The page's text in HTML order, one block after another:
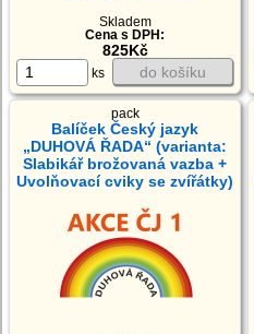
Skladem
Cena s DPH:
825Kč
ks do košíku
pack
Balíček Český jazyk
„DUHOVÁ ŘADA“ (varianta:
Slabikář brožovaná vazba +
Uvolňovací cviky se zvířátky)